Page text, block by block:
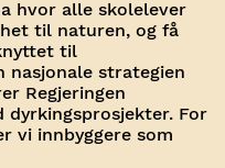
hvor alle skolelever
til naturen, og få
til
nasjonale strategien
Regjeringen
dyrkingsprosjekter. For
vi innbyggere som